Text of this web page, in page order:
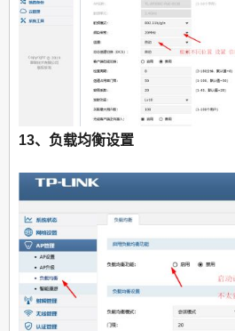
13、负载均衡设置